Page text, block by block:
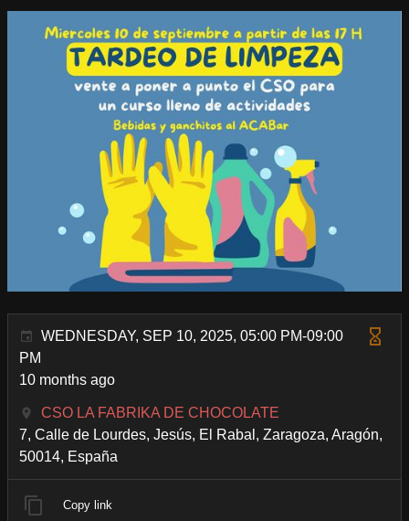
WEDNESDAY, SEP 10, 2025, 05:00 PM-09:00
PM
10 months ago
CSO LA FABRIKA DE CHOCOLATE
7, Calle de Lourdes, Jesús, El Rabal, Zaragoza, Aragón,
50014, España
Copy link